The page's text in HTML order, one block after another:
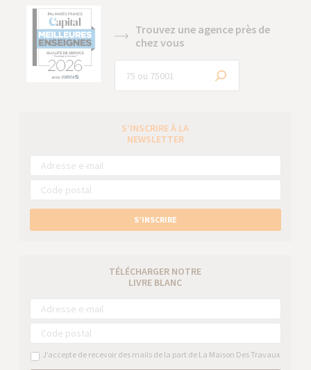
Trouvez une agence près de
chez vous
S’INSCRIRE À LA
NEWSLETTER
S’INSCRIRE
TÉLÉCHARGER NOTRE
LIVRE BLANC
J’accepte de recevoir des mails de la part de La Maison Des Travaux